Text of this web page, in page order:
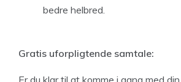
bedre helbred.
Gratis uforpligtende samtale:
Er du klar til at komme i gang med